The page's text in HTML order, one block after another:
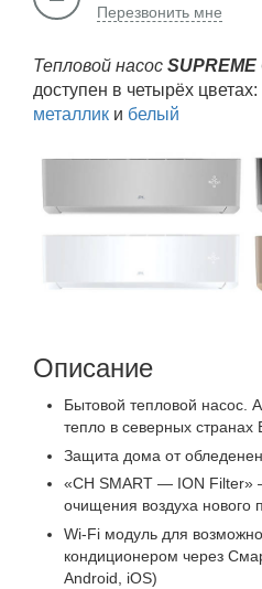
Перезвонить мне
Тепловой насос SUPREME
доступен в четырёх цветах:
металлик и белый
Описание
Бытовой тепловой насос.
тепло в северных странах
Защита дома от
«CH SMART — ION Filter»
очищения воздуха нового
Wi-Fi модуль для
кондиционером через
Android, iOS)